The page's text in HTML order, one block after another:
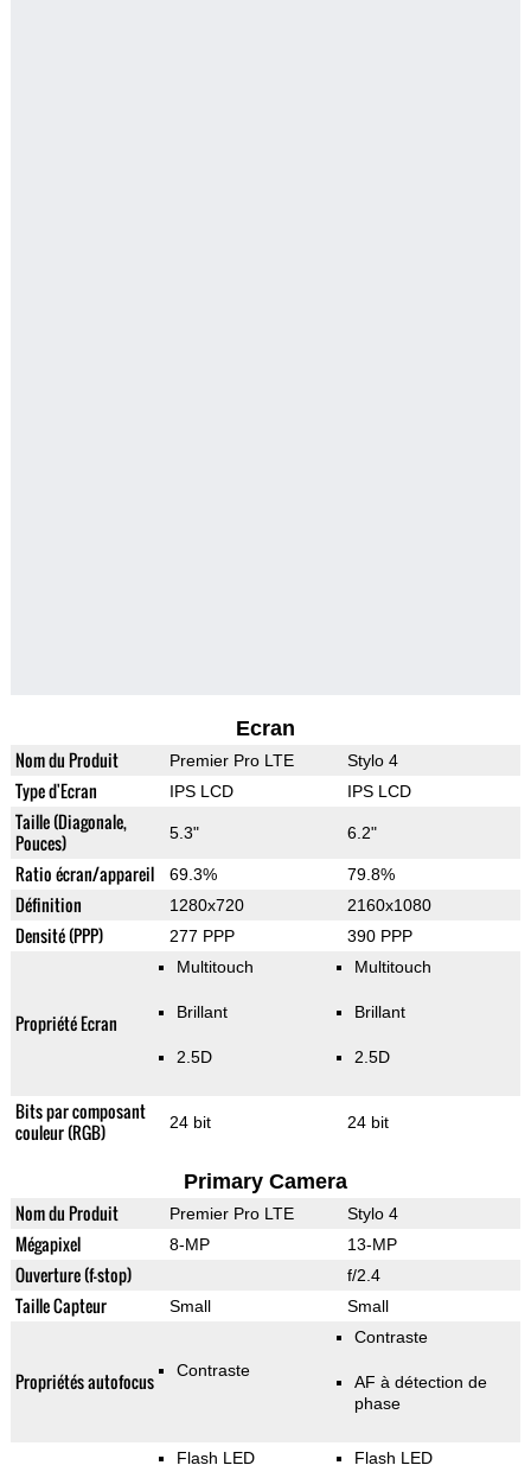
Ecran
Nom du Produit Premier Pro LTE Stylo 4
Type d'Ecran IPS LCD IPS LCD
Taille (Diagonale,
Pouces)
5.3" 6.2"
Ratio écran/appareil 69.3% 79.8%
Définition 1280x720 2160x1080
Densité (PPP) 277 PPP 390 PPP
Propriété Ecran
Multitouch
Brillant
2.5D
Multitouch
Brillant
2.5D
Bits par composant
couleur (RGB)
24 bit 24 bit
Primary Camera
Nom du Produit Premier Pro LTE Stylo 4
Mégapixel 8-MP 13-MP
Ouverture (f-stop) f/2.4
Taille Capteur Small Small
Propriétés autofocus Contraste
Contraste
AF à détection de
phase
Flash LED Flash LED